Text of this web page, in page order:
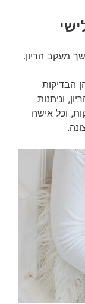
מעקב הריון.
הבדיקות
וניתנות
וכל אישה